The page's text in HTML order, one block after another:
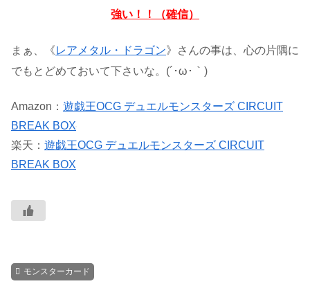
強い！！（確信）
まぁ、《レアメタル・ドラゴン》さんの事は、心の片隅に
でもとどめておいて下さいな。(´･ω･｀)
Amazon： 遊戯王OCG デュエルモンスターズ CIRCUIT
BREAK BOX
楽天： 遊戯王OCG デュエルモンスターズ CIRCUIT
BREAK BOX
モンスターカード